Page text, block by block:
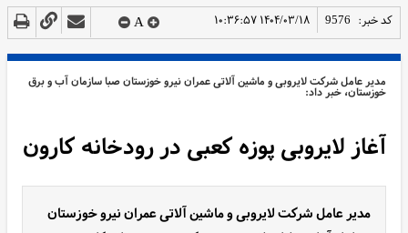
کد خبر: 9576 ۱۴۰۴/۰۳/۱۸ ۱۰:۳۶:۵۷ A
مدیر عامل شرکت لایروبی و ماشین آلاتی عمران نیرو خوزستان صبا سازمان آب و برق
خوزستان، خبر داد:
آغاز لایروبی پوزه کعبی در رودخانه کارون
مدیر عامل شرکت لایروبی و ماشین آلاتی عمران نیرو خوزستان